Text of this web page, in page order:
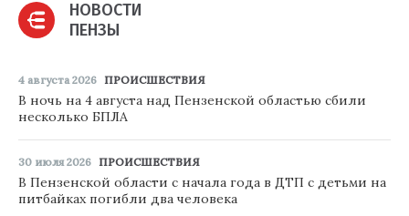
НОВОСТИ
ПЕНЗЫ
4 августа 2026 ПРОИСШЕСТВИЯ
В ночь на 4 августа над Пензенской областью сбили
несколько БПЛА
30 июля 2026 ПРОИСШЕСТВИЯ
В Пензенской области с начала года в ДТП с детьми на
питбайках погибли два человека